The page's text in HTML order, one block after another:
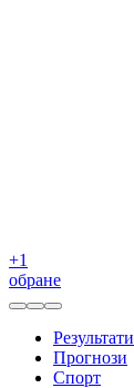
+1
обране
Результати
Прогнози
Спорт